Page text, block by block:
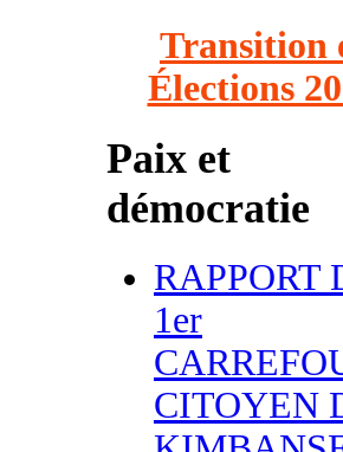
Transition
Élections
Paix et
démocratie
RAPPORT
1er
CITOYEN